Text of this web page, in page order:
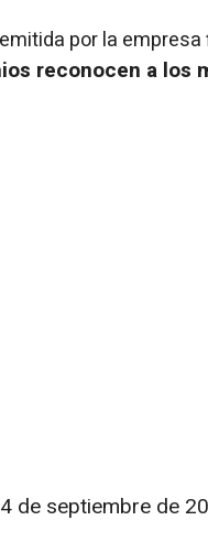
por la
reconocen a los
de septiembre de